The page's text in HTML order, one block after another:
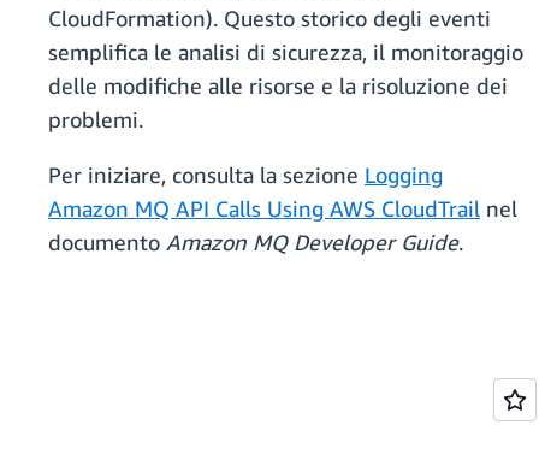
CloudFormation). Questo storico degli eventi
semplifica le analisi di sicurezza, il monitoraggio
delle modifiche alle risorse e la risoluzione dei
problemi.
Per iniziare, consulta la sezione Logging
Amazon MQ API Calls Using AWS CloudTrail nel
documento Amazon MQ Developer Guide.